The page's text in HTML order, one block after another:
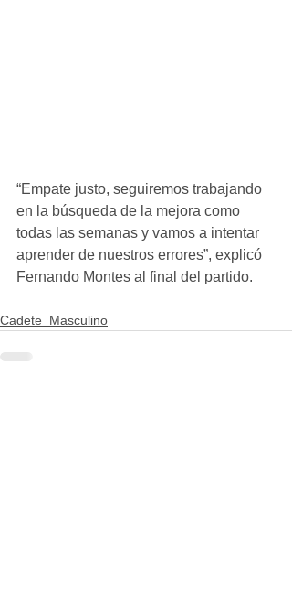
“Empate justo, seguiremos trabajando
en la búsqueda de la mejora como
todas las semanas y vamos a intentar
aprender de nuestros errores”, explicó
Fernando Montes al final del partido.
Cadete_Masculino